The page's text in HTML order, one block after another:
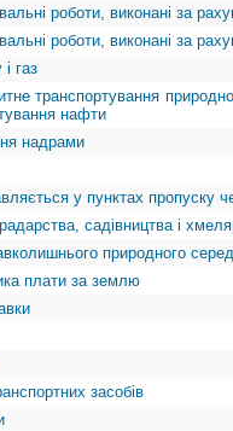
роботи, виконані за
роботи, виконані за
газ
транспортування
нафти
надрами
у пунктах пропуску
садівництва і
природного
плати за землю
засобів